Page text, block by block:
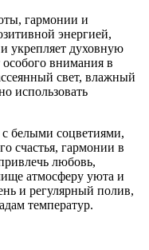
гармонии и
энергией,
укрепляет духовную
внимания в
свет, влажный
использовать
белыми соцветиями,
счастья, гармонии в
любовь,
атмосферу уюта и
и регулярный полив,
температур.